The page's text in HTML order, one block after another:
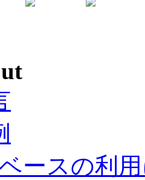
ースの利